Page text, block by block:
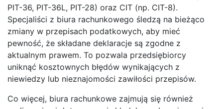
PIT-36, PIT-36L, PIT-28) oraz CIT (np. CIT-8).
Specjaliści z biura rachunkowego śledzą na bieżąco
zmiany w przepisach podatkowych, aby mieć
pewność, że składane deklaracje są zgodne z
aktualnym prawem. To pozwala przedsiębiorcy
uniknąć kosztownych błędów wynikających z
niewiedzy lub nieznajomości zawiłości przepisów.
Co więcej, biura rachunkowe zajmują się również